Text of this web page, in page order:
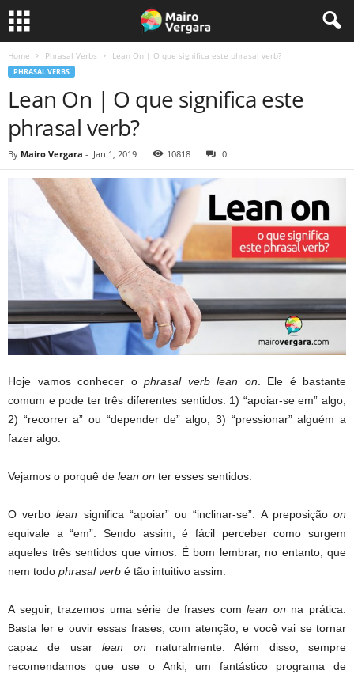
Home Phrasal Verbs Lean On | O que significa este phrasal verb?
PHRASAL VERBS
Lean On | O que significa este
phrasal verb?
By Mairo Vergara - Jan 1, 2019 10818 0
Hoje vamos conhecer o phrasal verb lean on . Ele é bastante
comum e pode ter três diferentes sentidos: 1) “apoiar-se em” algo;
2) “recorrer a” ou “depender de” algo; 3) “pressionar” alguém a
fazer algo.
Vejamos o porquê de lean on ter esses sentidos.
O verbolean significa “apoiar” ou “inclinar-se”. A preposiçãoon
equivale a “em”. Sendo assim, é fácil perceber como surgem
aqueles três sentidos que vimos. É bom lembrar, no entanto, que
nem todo phrasal verb é tão intuitivo assim.
A seguir, trazemos uma série de frases comlean on na prática.
Basta ler e ouvir essas frases, com atenção, e você vai se tornar
capaz de usarlean on naturalmente. Além disso, sempre
recomendamos que use o Anki, um fantástico programa de